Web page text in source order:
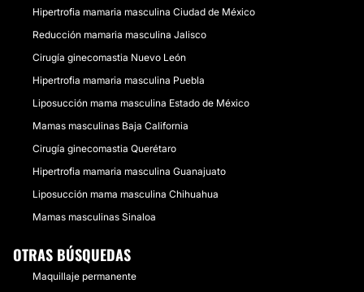
Hipertrofia mamaria masculina Ciudad de México
Reducción mamaria masculina Jalisco
Cirugía ginecomastia Nuevo León
Hipertrofia mamaria masculina Puebla
Liposucción mama masculina Estado de México
Mamas masculinas Baja California
Cirugía ginecomastia Querétaro
Hipertrofia mamaria masculina Guanajuato
Liposucción mama masculina Chihuahua
Mamas masculinas Sinaloa
OTRAS BÚSQUEDAS
Maquillaje permanente